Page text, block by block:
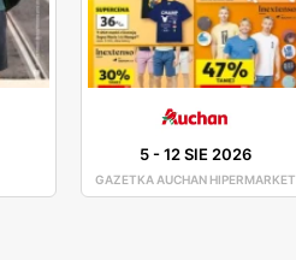
5-12 SIE 2026
GAZETKA AUCHAN HIPERMARKET